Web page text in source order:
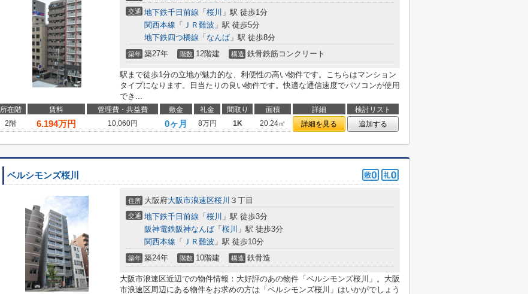
交通 地下鉄千日前線 「 桜川 」駅 徒歩1分
関西本線 「 ＪＲ難波 」駅 徒歩5分
地下鉄四つ橋線 「 なんば 」駅 徒歩8分
築年 築27年 階数 12階建 構造 鉄骨鉄筋コンクリート
駅まで徒歩1分の立地が魅力的な、利便性の高い物件です。こちらはマンション
タイプになります。日当たりの良い物件です。快適な通信速度でパソコンが使用
でき...
所在階 賃料 管理費・共益費 敷金 礼金 間取り 面積 詳細
検討リスト
2階
6.194万円 10,060円 0ヶ月 8万円 1K 20.24㎡ 詳細を見る 追加する
ベルシモンズ桜川
住所 大阪府大阪市浪速区桜川 ３丁目
交通 地下鉄千日前線 「 桜川 」駅 徒歩3分
阪神電鉄阪神なんば 「 桜川 」駅 徒歩3分
関西本線 「 ＪＲ難波 」駅 徒歩10分
築年 築24年 階数 10階建 構造 鉄骨造
大阪市浪速区近辺での物件情報：大好評のあの物件「ベルシモンズ桜川」。大阪
市浪速区周辺にある物件をお求めの方は「ベルシモンズ桜川」はいかがでしょう